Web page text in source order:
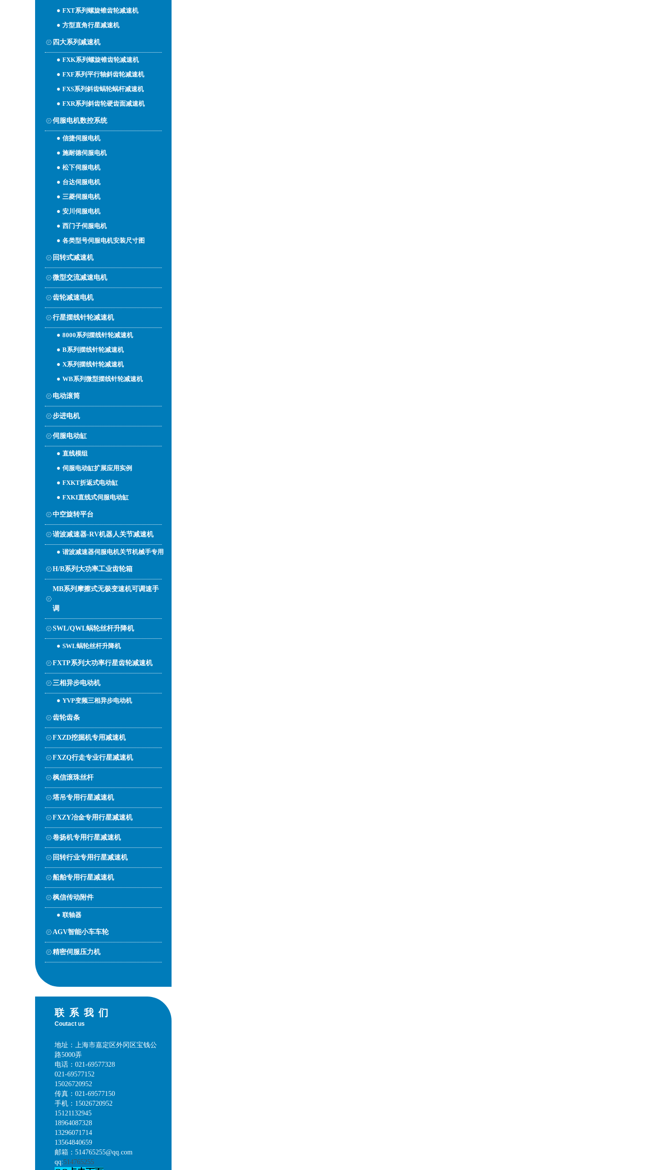
FXT系列螺旋锥齿轮减速机
方型直角行星减速机
四大系列减速机
FXK系列螺旋锥齿轮减速机
FXF系列平行轴斜齿轮减速机
FXS系列斜齿蜗轮蜗杆减速机
FXR系列斜齿轮硬齿面减速机
伺服电机数控系统
信捷伺服电机
施耐德伺服电机
松下伺服电机
台达伺服电机
三菱伺服电机
安川伺服电机
西门子伺服电机
各类型号伺服电机安装尺寸图
回转式减速机
微型交流减速电机
齿轮减速电机
行星摆线针轮减速机
8000系列摆线针轮减速机
B系列摆线针轮减速机
X系列摆线针轮减速机
WB系列微型摆线针轮减速机
电动滚筒
步进电机
伺服电动缸
直线模组
伺服电动缸扩展应用实例
FXKT折返式电动缸
FXKI直线式伺服电动缸
中空旋转平台
谐波减速器-RV机器人关节减速机
谐波减速器伺服电机关节机械手专用
H/B系列大功率工业齿轮箱
MB系列摩擦式无极变速机可调速手
调
SWL/QWL蜗轮丝杆升降机
SWL蜗轮丝杆升降机
FXTP系列大功率行星齿轮减速机
三相异步电动机
YVP变频三相异步电动机
齿轮齿条
FXZD挖掘机专用减速机
FXZQ行走专业行星减速机
枫信滚珠丝杆
塔吊专用行星减速机
FXZY冶金专用行星减速机
卷扬机专用行星减速机
回转行业专用行星减速机
船舶专用行星减速机
枫信传动附件
联轴器
AGV智能小车车轮
精密伺服压力机
联系我们
Coutact us
地址：上海市嘉定区外冈区宝钱公
路5000弄
电话：021-69577328
021-69577152
15026720952
传真：021-69577150
手机：15026720952
15121132945
18964087328
13296071714
13564840659
邮箱：514765255@qq.com
qq:514765255